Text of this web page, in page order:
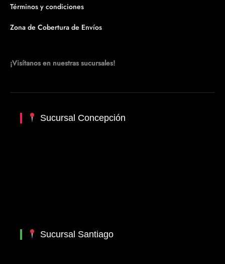
Términos y condiciones
Zona de Cobertura de Envíos
¡Visítanos en nuestras sucursales!
Sucursal Concepción
Sucursal Santiago